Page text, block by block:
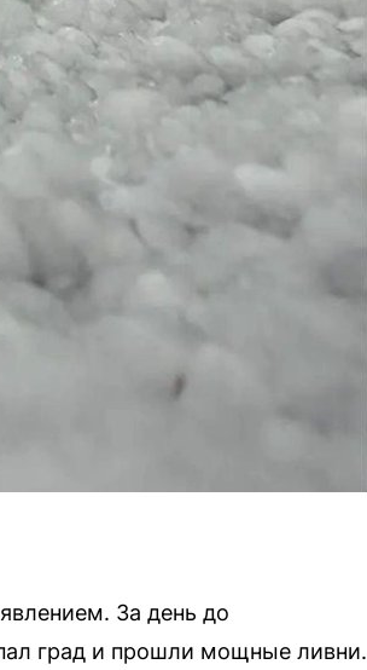
За день до
град и прошли мощные ливни.